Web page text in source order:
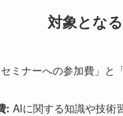
対象とな
ミナーへの参加費」と
: AIに関する知識や技術